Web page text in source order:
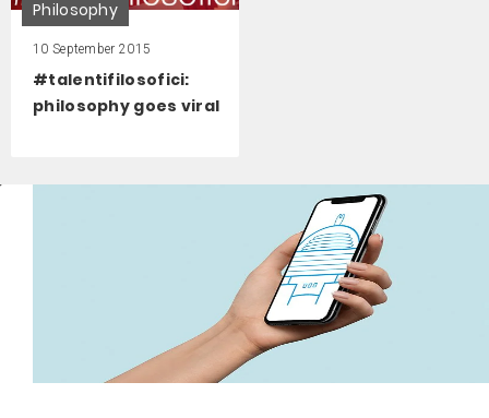
Philosophy
10 September 2015
#talentifilosofici:
philosophy goes viral